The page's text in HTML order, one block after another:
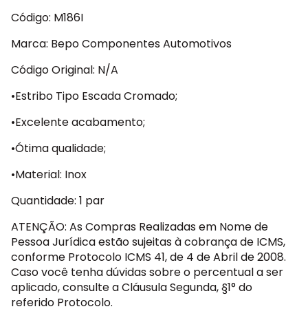
Código: M186I
Marca: Bepo Componentes Automotivos
Código Original: N/A
•Estribo Tipo Escada Cromado;
•Excelente acabamento;
•Ótima qualidade;
•Material: Inox
Quantidade: 1 par
ATENÇÃO: As Compras Realizadas em Nome de
Pessoa Jurídica estão sujeitas à cobrança de ICMS,
conforme Protocolo ICMS 41, de 4 de Abril de 2008.
Caso você tenha dúvidas sobre o percentual a ser
aplicado, consulte a Cláusula Segunda, §1° do
referido Protocolo.